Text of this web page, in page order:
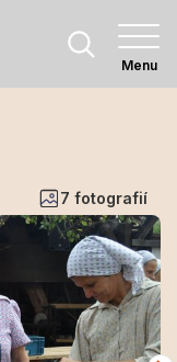
Menu
7 fotografií